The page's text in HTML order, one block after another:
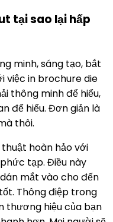
tại sao lại hấp
minh, sáng tạo, bắt
việc in brochure die
thông minh để hiểu,
để hiểu. Đơn giản là
thôi.
hoàn hảo với
tạp. Điều này
mắt vào cho đến
Thông điệp trong
thương hiệu của bạn